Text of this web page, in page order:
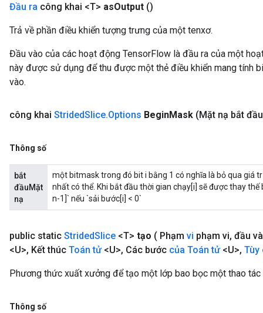
Đầu ra công khai <T> asOutput ()
Trả về phần điều khiển tượng trưng của một tenxơ.
Đầu vào của các hoạt động TensorFlow là đầu ra của một
này được sử dụng để thu được một thẻ điều khiển mang tính
vào.
công khai StridedSlice.Options BeginMask (Mặt nạ bắt
Thông số
bắt
đầuMặt
nạ
một bitmask trong đó bit i bằng 1 có nghĩa là bỏ qua giá
nhất có thể. Khi bắt đầu thời gian chạy[i] sẽ được thay thế
n-1]` nếu `sải bước[i] < 0`
public static StridedSlice <T> tạo ( Phạm vi phạm vi, đầu
<U>, Kết thúc Toán tử<U>, Các bước của Toán tử<U>, Tùy
Phương thức xuất xưởng để tạo một lớp bao bọc một thao
Thông số